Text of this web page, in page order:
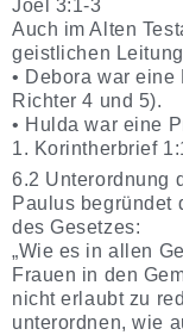
Joel 3:1-3
Auch im Alten
geistlichen
• Debora war
Richter 4 und 5).
• Hulda war eine
1. Korintherbrief
6.2 Unterordnung
Paulus begründet
des Gesetzes:
„Wie es in allen
Frauen in den
nicht erlaubt zu
unterordnen, wie